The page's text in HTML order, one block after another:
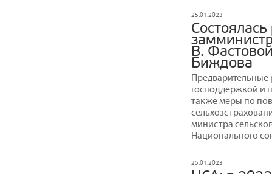
25.01.2023
В.
Биждова
Предварительные
господдержкой и
также меры по
министра
Национального
25.01.2023